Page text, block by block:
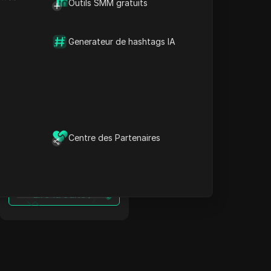
Outils SMM gratuits
Generateur de hashtags IA
Centre des Partenaires
Contourner les
Argentine : Proxy HBO
Contourner les
restrictions en